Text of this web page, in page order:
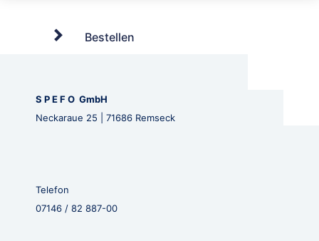
Bestellen
S P E F O GmbH
Neckaraue 25 | 71686 Remseck
Telefon
07146 / 82 887-00